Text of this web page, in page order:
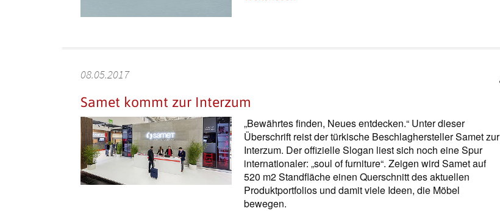
08.05.2017
Samet kommt zur Interzum
„Bewährtes finden, Neues entdecken.“ Unter dieser
Überschrift reist der türkische Beschlaghersteller Samet zur
Inter­zum. Der offizielle Slogan liest sich noch eine Spur
internationaler: „soul of furniture“. Zeigen wird Samet auf
520 m2 Standfläche einen Querschnitt des aktuellen
Produktportfolios und damit viele Ideen, die Möbel
bewegen.